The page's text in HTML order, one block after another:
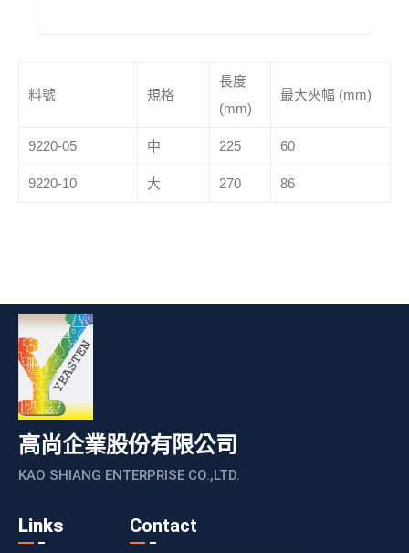
料號 規格
長度
(mm)
最大夾幅 (mm)
9220-05 中 225 60
9220-10 大 270 86
高尚企業股份有限公司
KAO SHIANG ENTERPRISE CO.,LTD.
Links Contact